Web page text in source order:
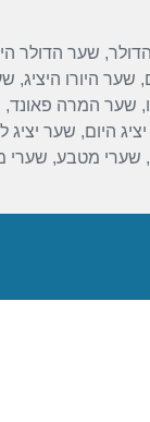
, שער הדולר
, שער היורו היציג,
, שער המרה פאונד,
היום, שער יציג
, שערי מטבע, שערי